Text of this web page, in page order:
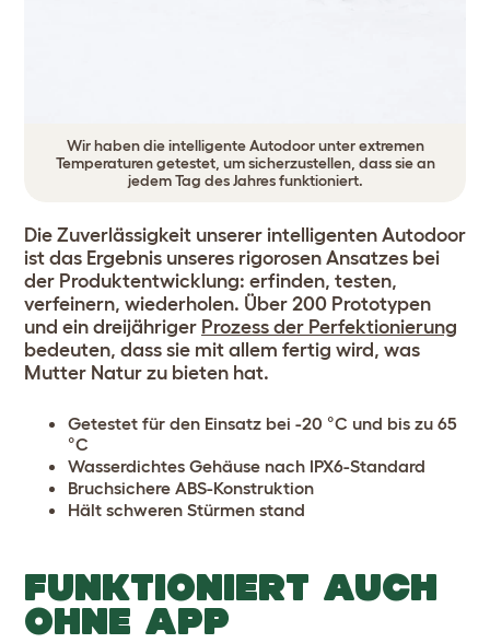
Wir haben die intelligente Autodoor unter extremen
Temperaturen getestet, um sicherzustellen, dass sie an
jedem Tag des Jahres funktioniert.
Die Zuverlässigkeit unserer intelligenten Autodoor
ist das Ergebnis unseres rigorosen Ansatzes bei
der Produktentwicklung: erfinden, testen,
verfeinern, wiederholen. Über 200 Prototypen
und ein dreijähriger Prozess der Perfektionierung
bedeuten, dass sie mit allem fertig wird, was
Mutter Natur zu bieten hat.
Getestet für den Einsatz bei -20 °C und bis zu 65
°C
Wasserdichtes Gehäuse nach IPX6-Standard
Bruchsichere ABS-Konstruktion
Hält schweren Stürmen stand
FUNKTIONIERT AUCH
OHNE APP